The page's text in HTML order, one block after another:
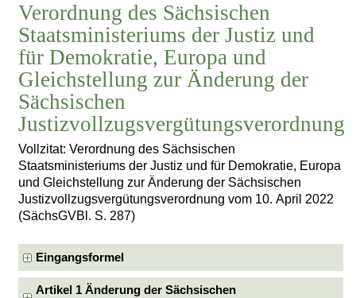
Verordnung des Sächsischen
Staatsministeriums der Justiz und
für Demokratie, Europa und
Gleichstellung zur Änderung der
Sächsischen
Justizvollzugsvergütungsverordnung
Vollzitat: Verordnung des Sächsischen
Staatsministeriums der Justiz und für Demokratie, Europa
und Gleichstellung zur Änderung der Sächsischen
Justizvollzugsvergütungsverordnung vom 10. April 2022
(SächsGVBl. S. 287)
Eingangsformel
Artikel 1 Änderung der Sächsischen